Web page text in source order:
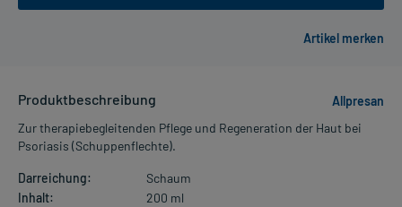
Produktbeschreibung
Allpresan
Zur therapiebegleitenden Pflege und Regeneration der Haut bei
Psoriasis (Schuppenflechte).
Darreichung:
Schaum
Inhalt:
200 ml